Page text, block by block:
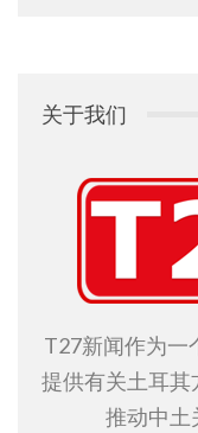
关于我们
T27新闻作为一
提供有关土耳
推动中土